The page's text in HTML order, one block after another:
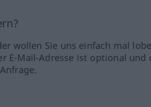
wollen Sie uns einfach mal
E-Mail-Adresse ist optional und